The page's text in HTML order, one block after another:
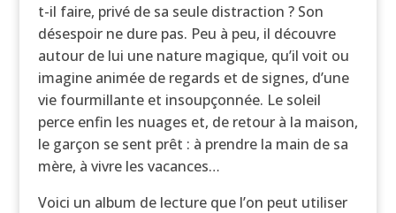
t-il faire, privé de sa seule distraction ? Son
désespoir ne dure pas. Peu à peu, il découvre
autour de lui une nature magique, qu’il voit ou
imagine animée de regards et de signes, d’une
vie fourmillante et insoupçonnée. Le soleil
perce enfin les nuages et, de retour à la maison,
le garçon se sent prêt : à prendre la main de sa
mère, à vivre les vacances…
Voici un album de lecture que l’on peut utiliser